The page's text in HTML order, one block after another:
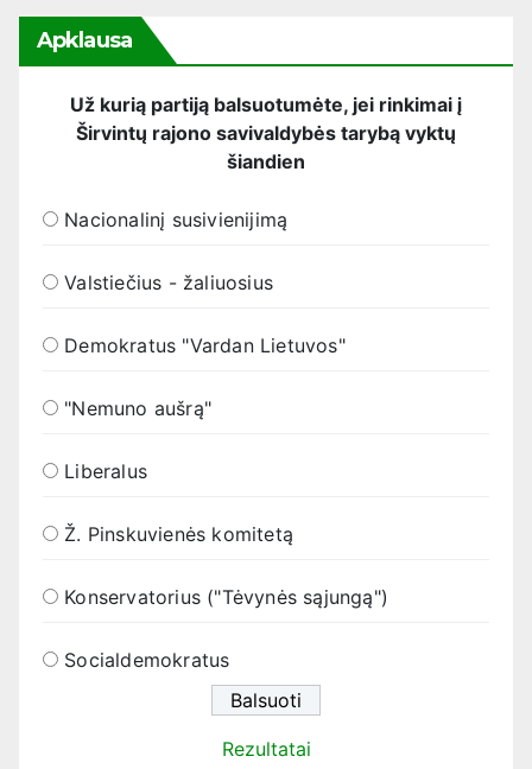
Apklausa
Už kurią partiją balsuotumėte, jei rinkimai į
Širvintų rajono savivaldybės tarybą vyktų
šiandien
Nacionalinį susivienijimą
Valstiečius - žaliuosius
Demokratus "Vardan Lietuvos"
"Nemuno aušrą"
Liberalus
Ž. Pinskuvienės komitetą
Konservatorius ("Tėvynės sąjungą")
Socialdemokratus
Rezultatai